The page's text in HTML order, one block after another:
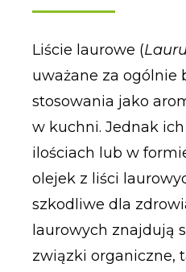
Liście laurowe (
uważane za ogólnie
stosowania jako
w kuchni. Jednak
ilościach lub w
olejek z liści
szkodliwe dla
laurowych znajdują
związki organiczne,